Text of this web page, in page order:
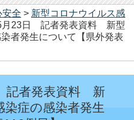
安全 > 新型コロナウイルス感
月23日 記者発表資料 新型
者発生について【県外発表
記者発表資料 新
症の感染者発生